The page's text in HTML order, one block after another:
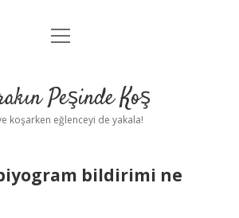
Anasayfa
Yasal Uyarı
menüyü
Peşinde Koş
koşarken eğlenceyi de yakala!
bildirimi ne